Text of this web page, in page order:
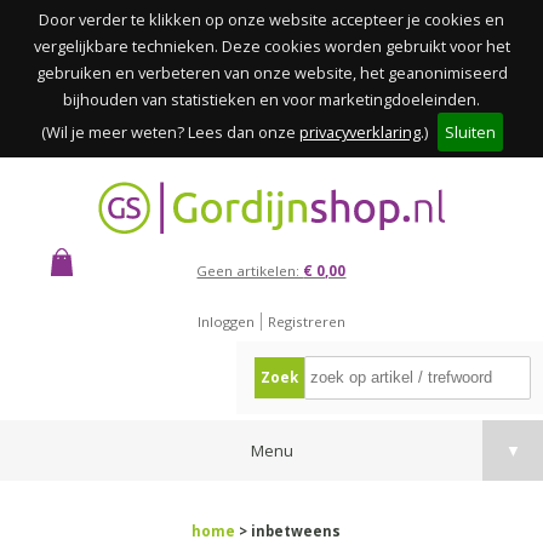
Door verder te klikken op onze website accepteer je cookies en
vergelijkbare technieken. Deze cookies worden gebruikt voor het
gebruiken en verbeteren van onze website, het geanonimiseerd
bijhouden van statistieken en voor marketingdoeleinden.
(Wil je meer weten? Lees dan onze privacyverklaring.) Sluiten
Geen artikelen: € 0,00
Inloggen Registreren
Zoek
Menu ▼
home > inbetweens